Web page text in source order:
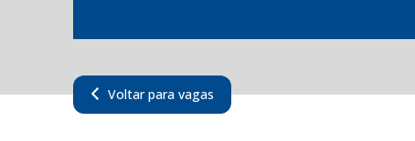
Voltar para vagas